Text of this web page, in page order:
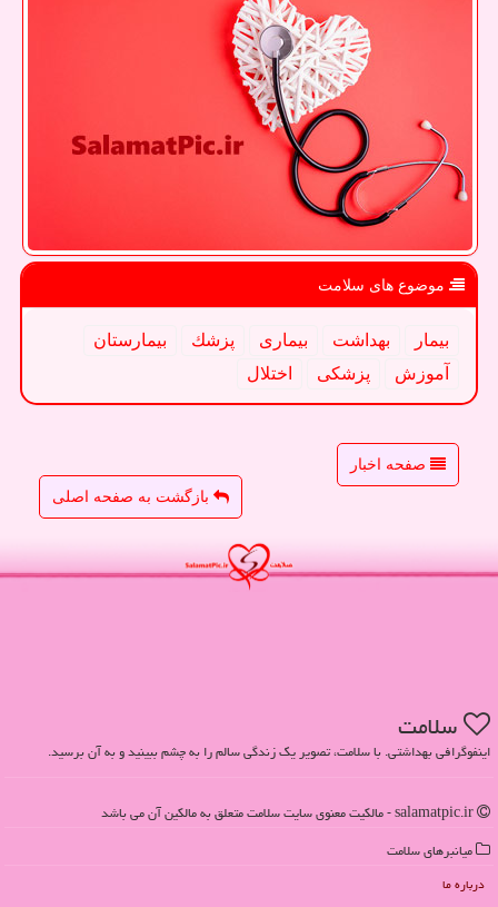
موضوع های سلامت
بیمار بهداشت بیماری پزشك
بیمارستان
آموزش
پزشكی اختلال
صفحه اخبار
بازگشت به صفحه اصلی
سلامت
اینفوگرافی بهداشتی. با سلامت، تصویر یک زندگی سالم را به چشم ببینید و به آن برسید.
میانبرهای سلامت
درباره ما